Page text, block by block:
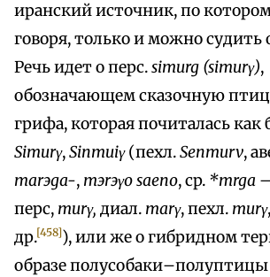
иранский источник, по
говоря, только и можно судить
Речь идет о перс.simurg (simurγ),
обозначающем сказочную
грифа, которая почиталась как
Simurγ,Sinmuiγ(пехл.Senmurv,
marэga-, тэrэγo saeno, cp. *mrga
перс, тиrγ, диал. таrγ, пехл. тиrγ
др.[458]), или же о гибридном
образе